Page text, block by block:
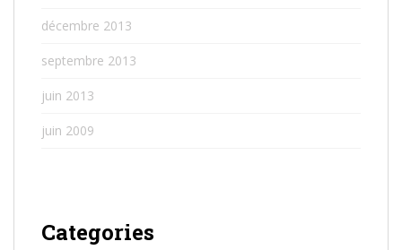
décembre 2013
septembre 2013
juin 2013
juin 2009
Categories